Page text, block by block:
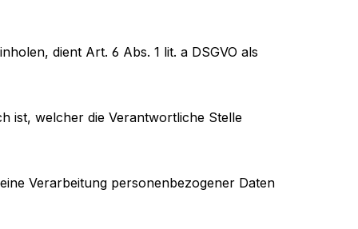
dient Art. 6 Abs. 1 lit. a DSGVO als
ist, welcher die Verantwortliche Stelle
Verarbeitung personenbezogener Daten